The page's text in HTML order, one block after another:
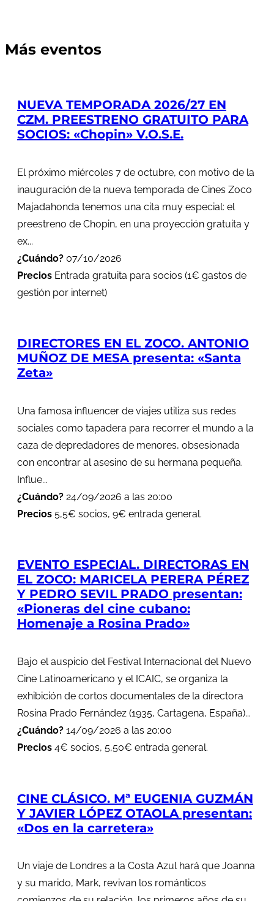
Más eventos
NUEVA TEMPORADA 2026/27 EN
CZM. PREESTRENO GRATUITO PARA
SOCIOS: «Chopin» V.O.S.E.
El próximo miércoles 7 de octubre, con motivo de la
inauguración de la nueva temporada de Cines Zoco
Majadahonda tenemos una cita muy especial: el
preestreno de Chopin, en una proyección gratuita y
ex...
¿Cuándo? 07/10/2026
Precios Entrada gratuita para socios (1€ gastos de
gestión por internet)
DIRECTORES EN EL ZOCO. ANTONIO
MUÑOZ DE MESA presenta: «Santa
Zeta»
Una famosa influencer de viajes utiliza sus redes
sociales como tapadera para recorrer el mundo a la
caza de depredadores de menores, obsesionada
con encontrar al asesino de su hermana pequeña.
Influe...
¿Cuándo? 24/09/2026 a las 20:00
Precios 5,5€ socios, 9€ entrada general.
EVENTO ESPECIAL. DIRECTORAS EN
EL ZOCO: MARICELA PERERA PÉREZ
Y PEDRO SEVIL PRADO presentan:
«Pioneras del cine cubano:
Homenaje a Rosina Prado»
Bajo el auspicio del Festival Internacional del Nuevo
Cine Latinoamericano y el ICAIC, se organiza la
exhibición de cortos documentales de la directora
Rosina Prado Fernández (1935, Cartagena, España)...
¿Cuándo? 14/09/2026 a las 20:00
Precios 4€ socios, 5,50€ entrada general.
CINE CLÁSICO. Mª EUGENIA GUZMÁN
Y JAVIER LÓPEZ OTAOLA presentan:
«Dos en la carretera»
Un viaje de Londres a la Costa Azul hará que Joanna
y su marido, Mark, revivan los románticos